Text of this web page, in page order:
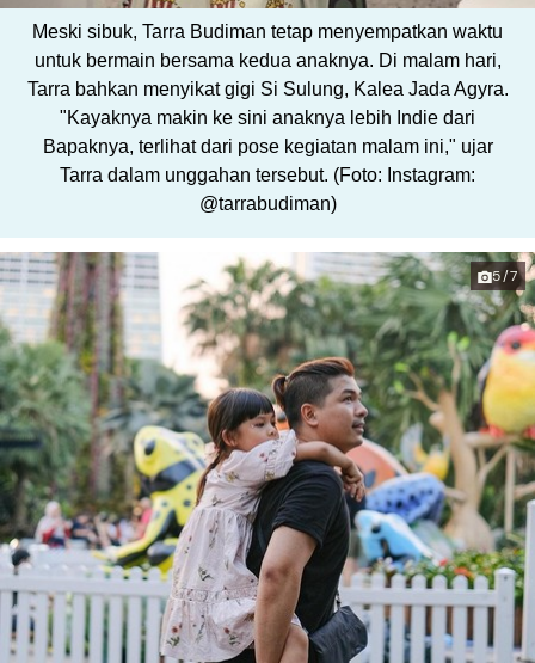
Meski sibuk, Tarra Budiman tetap menyempatkan waktu
untuk bermain bersama kedua anaknya. Di malam hari,
Tarra bahkan menyikat gigi Si Sulung, Kalea Jada Agyra.
"Kayaknya makin ke sini anaknya lebih Indie dari
Bapaknya, terlihat dari pose kegiatan malam ini," ujar
Tarra dalam unggahan tersebut. (Foto: Instagram:
@tarrabudiman)
5/7